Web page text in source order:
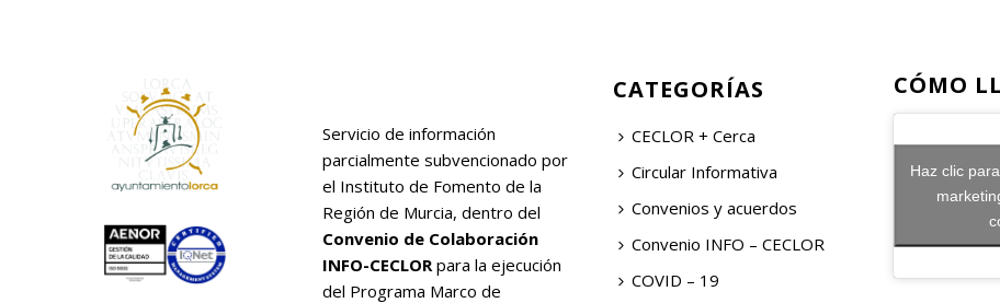
Servicio de información
parcialmente subvencionado por
el Instituto de Fomento de la
Región de Murcia, dentro del
Convenio de Colaboración
INFO-CECLOR para la ejecución
del Programa Marco de
CATEGORÍAS
CECLOR + Cerca
Circular Informativa
Convenios y acuerdos
Convenio INFO – CECLOR
COVID – 19
CÓMO
Haz clic